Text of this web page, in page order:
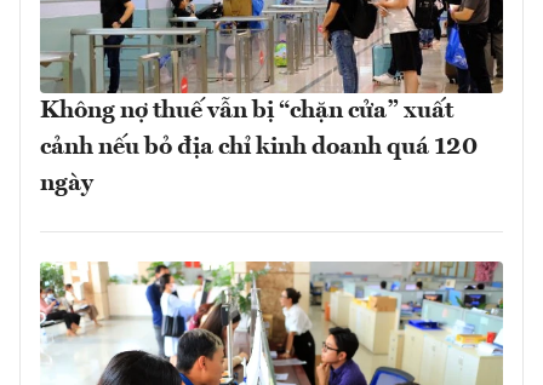
Không nợ thuế vẫn bị “chặn cửa” xuất
cảnh nếu bỏ địa chỉ kinh doanh quá 120
ngày